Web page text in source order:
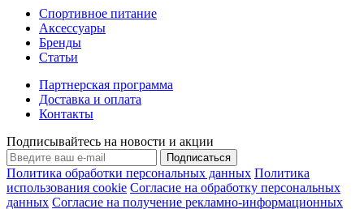
Спортивное питание
Аксессуары
Бренды
Статьи
Партнерская программа
Доставка и оплата
Контакты
Подписывайтесь на новости и акции
Подписаться
Политика обработки персональных данных Политика
использования cookie Согласие на обработку персональных
данных Согласие на получение рекламно-информационных